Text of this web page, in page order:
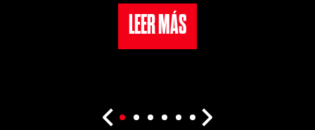
LEER MÁS